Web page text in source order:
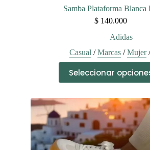
Samba Plataforma Blanca
$ 140.000
Adidas
Casual /Marcas/Mujer
Seleccionarproducto
tiene
variantes.
Las
opciones
se
pueden